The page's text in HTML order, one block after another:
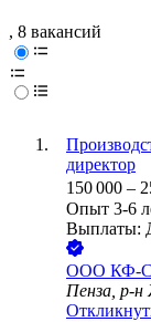
, 8 вакансий
директор
150 000 –
Опыт 3-6
Выплаты:
ООО КФ-
Пенза, р-